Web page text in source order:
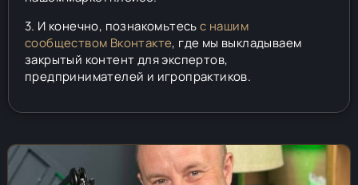
3. И конечно, познакомьтесьс нашим
сообществом Вконтакте, где мы выкладываем
закрытый контент для экспертов,
предпринимателей и игропрактиков.